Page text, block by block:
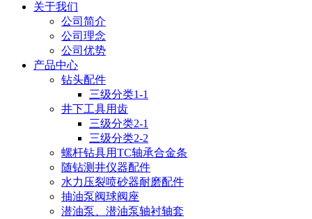
关于我们
公司简介
公司理念
公司优势
产品中心
钻头配件
三级分类1-1
井下工具用齿
三级分类2-1
三级分类2-2
螺杆钻具用TC轴承合金条
随钻测井仪器配件
水力压裂喷砂器耐磨配件
抽油泵阀球阀座
潜油泵、潜油泵轴衬轴套